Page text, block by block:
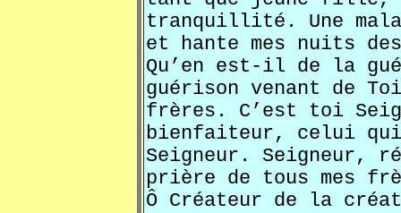
tranquillité. Une
et hante mes nuits
Qu’en est-il de la
guérison venant de
frères. C’est toi
bienfaiteur, celui
Seigneur. Seigneur,
prière de tous mes
Ô Créateur de la